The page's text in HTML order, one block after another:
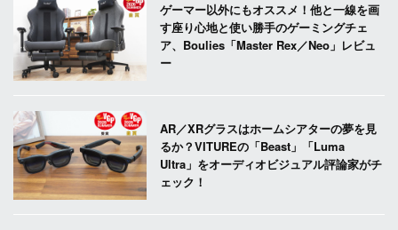
ゲーマー以外にもオススメ！他と一線を画
す座り心地と使い勝手のゲーミングチェ
ア、Boulies「Master Rex／Neo」レビュ
ー
AR／XRグラスはホームシアターの夢を見
るか？VITUREの「Beast」「Luma
Ultra」をオーディオビジュアル評論家がチ
ェック！